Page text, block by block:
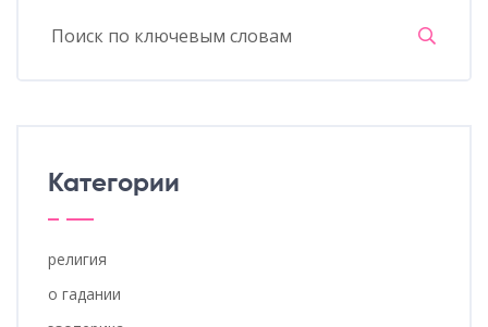
Категории
религия
о гадании